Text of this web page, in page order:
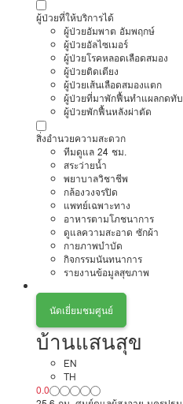
ผู้ป่วยที่ให้บริการได้
ผู้ป่วยอัมพาต อัมพฤกษ์
ผู้ป่วยอัลไซเมอร์
ผู้ป่วยโรคหลอดเลือดสมอง
ผู้ป่วยติดเตียง
ผู้ป่วยเส้นเลือดสมองแตก
ผู้ป่วยที่มาพักฟื้นทำแผลกดทับ
ผู้ป่วยพักฟื้นหลังผ่าตัด
สิ่งอำนวยความสะดวก
ทีมดูแล 24 ชม.
สระว่ายน้ำ
พยาบาลวิชาชีพ
กล้องวงจรปิด
แพทย์เฉพาะทาง
อาหารตามโภชนาการ
ดูแลความสะอาด ซักผ้า
กายภาพบำบัด
กิจกรรมนันทนาการ
รายงานข้อมูลสุขภาพ
นัดเยี่ยมชมศูนย์
บ้านแสนสุข
EN
TH
0.0